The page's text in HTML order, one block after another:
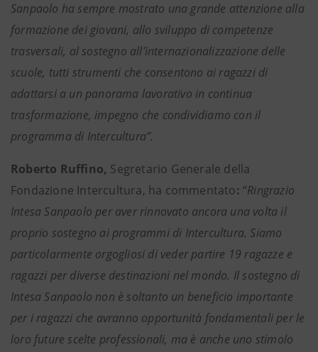
Sanpaolo ha sempre mostrato una grande attenzione alla
formazione dei giovani, allo sviluppo di competenze
trasversali, al sostegno all’internazionalizzazione delle
scuole, tutti strumenti che consentono ai ragazzi di
adattarsi a un panorama lavorativo in continua
trasformazione, impegno che condividiamo con il
programma di Intercultura”.
Roberto Ruffino, Segretario Generale della
Fondazione Intercultura, ha commentato:“Ringrazio
Intesa Sanpaolo per aver rinnovato ancora una volta il
proprio sostegno ai programmi di Intercultura. Siamo
particolarmente orgogliosi di veder partire 19 ragazze e
ragazzi per diverse destinazioni nel mondo. Il sostegno di
Intesa Sanpaolo non è soltanto un beneficio importante
per i ragazzi che avranno opportunità fondamentali per le
loro future scelte professionali, ma è anche uno stimolo